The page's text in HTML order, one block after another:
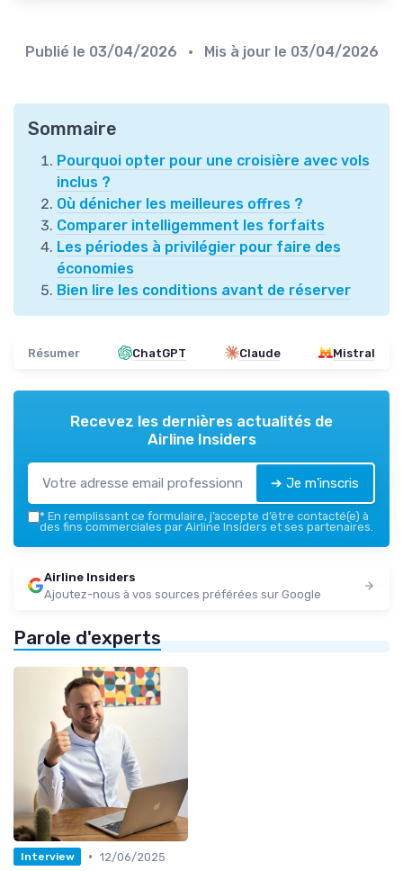
Publié le 03/04/2026 • Mis à jour le 03/04/2026
Sommaire
Pourquoi opter pour une croisière avec vols
inclus ?
Où dénicher les meilleures offres ?
Comparer intelligemment les forfaits
Les périodes à privilégier pour faire des
économies
Bien lire les conditions avant de réserver
Résumer ChatGPT Claude Mistral
Recevez les dernières actualités de
Airline Insiders
➔ Je m'inscris
* En remplissant ce formulaire, j’accepte d’être contacté(e) à
des fins commerciales par Airline Insiders et ses partenaires.
Airline Insiders
Ajoutez-nous à vos sources préférées sur Google
Parole d'experts
Interview • 12/06/2025